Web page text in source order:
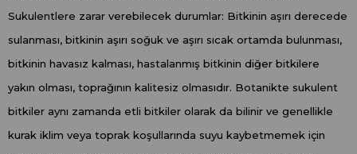
Sukulentlere zarar verebilecek durumlar: Bitkinin aşırı derecede
sulanması, bitkinin aşırı soğuk ve aşırı sıcak ortamda bulunması,
bitkinin havasız kalması, hastalanmış bitkinin diğer bitkilere
yakın olması, toprağının kalitesiz olmasıdır. Botanikte sukulent
bitkiler aynı zamanda etli bitkiler olarak da bilinir ve genellikle
kurak iklim veya toprak koşullarında suyu kaybetmemek için